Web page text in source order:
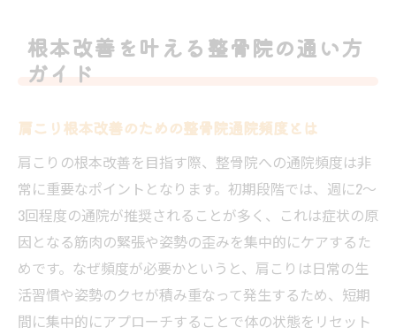
根本改善を叶える整骨院の通い方
ガイド
肩こり根本改善のための整骨院通院頻度とは
肩こりの根本改善を目指す際、整骨院への通院頻度は非
常に重要なポイントとなります。初期段階では、週に2～
3回程度の通院が推奨されることが多く、これは症状の原
因となる筋肉の緊張や姿勢の歪みを集中的にケアするた
めです。なぜ頻度が必要かというと、肩こりは日常の生
活習慣や姿勢のクセが積み重なって発生するため、短期
間に集中的にアプローチすることで体の状態をリセット